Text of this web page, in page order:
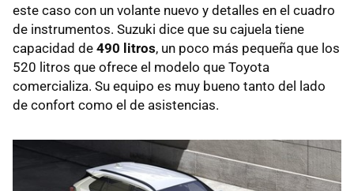
este caso con un volante nuevo y detalles en el cuadro
de instrumentos. Suzuki dice que su cajuela tiene
capacidad de 490 litros, un poco más pequeña que los
520 litros que ofrece el modelo que Toyota
comercializa. Su equipo es muy bueno tanto del lado
de confort como el de asistencias.